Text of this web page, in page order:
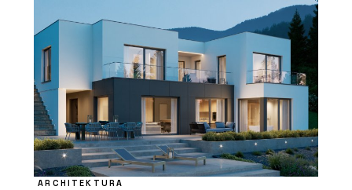
ARCHITEKTURA